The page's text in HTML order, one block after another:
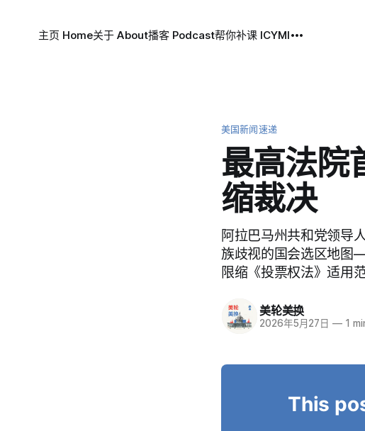
主页 Home关于 About播客 Podcast帮你补课 ICYMI
美国新闻速递
最高法院
缩裁决
阿拉巴马州共和党领导
族歧视的国会选区地图
限缩《投票权法》适用
美轮美换
2026年5月27日 — 1
This